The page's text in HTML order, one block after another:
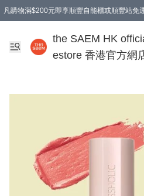
凡購物滿$200元即享順豐自能櫃或順豐站
the SAEM HK
estore 香港官方網